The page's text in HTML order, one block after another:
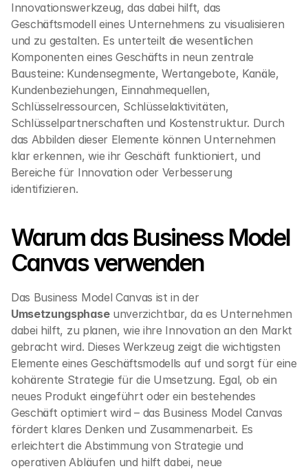
Innovationswerkzeug, das dabei hilft, das
Geschäftsmodell eines Unternehmens zu visualisieren
und zu gestalten. Es unterteilt die wesentlichen
Komponenten eines Geschäfts in neun zentrale
Bausteine: Kundensegmente, Wertangebote, Kanäle,
Kundenbeziehungen, Einnahmequellen,
Schlüsselressourcen, Schlüsselaktivitäten,
Schlüsselpartnerschaften und Kostenstruktur. Durch
das Abbilden dieser Elemente können Unternehmen
klar erkennen, wie ihr Geschäft funktioniert, und
Bereiche für Innovation oder Verbesserung
identifizieren.
Warum das Business Model
Canvas verwenden
Das Business Model Canvas ist in der
Umsetzungsphase unverzichtbar, da es Unternehmen
dabei hilft, zu planen, wie ihre Innovation an den Markt
gebracht wird. Dieses Werkzeug zeigt die wichtigsten
Elemente eines Geschäftsmodells auf und sorgt für eine
kohärente Strategie für die Umsetzung. Egal, ob ein
neues Produkt eingeführt oder ein bestehendes
Geschäft optimiert wird – das Business Model Canvas
fördert klares Denken und Zusammenarbeit. Es
erleichtert die Abstimmung von Strategie und
operativen Abläufen und hilft dabei, neue